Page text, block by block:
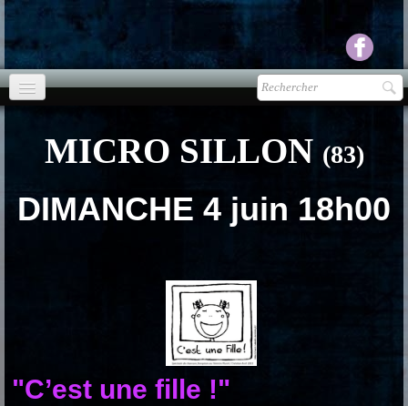
agendaMICRO SILLON (83)
DIMANCHE 4 juin 18h00
"C’est une fille !"